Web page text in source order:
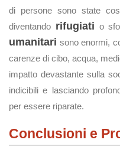
di persone sono state
diventando rifugiati o
umanitari sono enormi,
carenze di cibo, acqua,
impatto devastante sulla
indicibili e lasciando
per essere riparate.
Conclusioni e